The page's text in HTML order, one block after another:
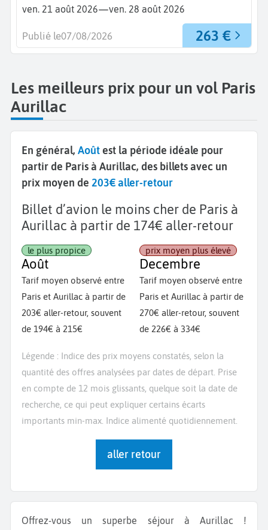
ven. 21 août 2026—ven. 28 août 2026
263 €
Publié le07/08/2026
Les meilleurs prix pour un vol Paris
Aurillac
En général, Aoûtest la période idéale pour
partir de Paris à Aurillac, des billets avec un
prix moyen de 203€ aller-retour
aller retour
Billet d’avion le moins cher de Paris à
Aurillac à partir de 174€ aller-retour
Août
le plus propice
Tarif moyen observé entre
Paris et Aurillac à partir de
203€ aller-retour, souvent
de 194€ à 215€
Decembre
prix moyen plus élevé
Tarif moyen observé entre
Paris et Aurillac à partir de
270€ aller-retour, souvent
de 226€ à 334€
Légende : Indice des prix moyens constatés, selon la
quantité des offres analysées par dates de départ. Prise
en compte de 12 mois glissants, quelque soit la date de
recherche, ce qui peut expliquer certains écarts
importants min-max. Indice alimenté quotidiennement.
Offrez-vous un superbe séjour à Aurillac !